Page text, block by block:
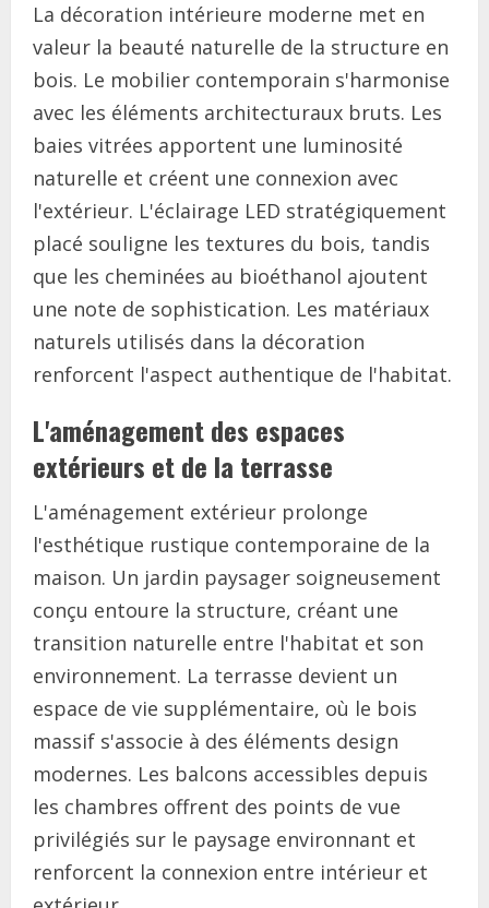
La décoration intérieure moderne met en
valeur la beauté naturelle de la structure en
bois. Le mobilier contemporain s'harmonise
avec les éléments architecturaux bruts. Les
baies vitrées apportent une luminosité
naturelle et créent une connexion avec
l'extérieur. L'éclairage LED stratégiquement
placé souligne les textures du bois, tandis
que les cheminées au bioéthanol ajoutent
une note de sophistication. Les matériaux
naturels utilisés dans la décoration
renforcent l'aspect authentique de l'habitat.
L'aménagement des espaces
extérieurs et de la terrasse
L'aménagement extérieur prolonge
l'esthétique rustique contemporaine de la
maison. Un jardin paysager soigneusement
conçu entoure la structure, créant une
transition naturelle entre l'habitat et son
environnement. La terrasse devient un
espace de vie supplémentaire, où le bois
massif s'associe à des éléments design
modernes. Les balcons accessibles depuis
les chambres offrent des points de vue
privilégiés sur le paysage environnant et
renforcent la connexion entre intérieur et